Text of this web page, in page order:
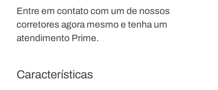
Entre em contato com um de nossos
corretores agora mesmo e tenha um
atendimento Prime.
Características